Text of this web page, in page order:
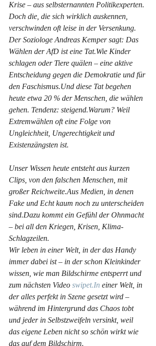
Krise – aus selbsternannten Politikexperten.
Doch die, die sich wirklich auskennen,
verschwinden oft leise in der Versenkung.
Der Soziologe Andreas Kemper sagt: Das
Wählen der AfD ist eine Tat.Wie Kinder
schlagen oder Tiere quälen – eine aktive
Entscheidung gegen die Demokratie und für
den Faschismus.Und diese Tat begehen
heute etwa 20 % der Menschen, die wählen
gehen. Tendenz: steigend.Warum? Weil
Extremwählen oft eine Folge von
Ungleichheit, Ungerechtigkeit und
Existenzängsten ist.
Unser Wissen heute entsteht aus kurzen
Clips, von den falschen Menschen, mit
großer Reichweite.Aus Medien, in denen
Fake und Echt kaum noch zu unterscheiden
sind.Dazu kommt ein Gefühl der Ohnmacht
– bei all den Kriegen, Krisen, Klima-
Schlagzeilen.
Wir leben in einer Welt, in der das Handy
immer dabei ist – in der schon Kleinkinder
wissen, wie man Bildschirme entsperrt und
zum nächsten Video swipet.In einer Welt, in
der alles perfekt in Szene gesetzt wird –
während im Hintergrund das Chaos tobt
und jeder in Selbstzweifeln versinkt, weil
das eigene Leben nicht so schön wirkt wie
das auf dem Bildschirm.